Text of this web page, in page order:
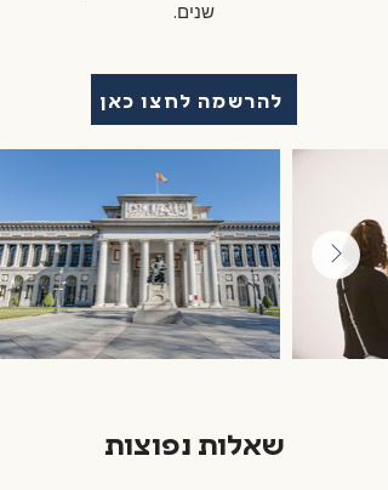
שנים.
להרשמה לחצו כאן
שאלות נפוצות